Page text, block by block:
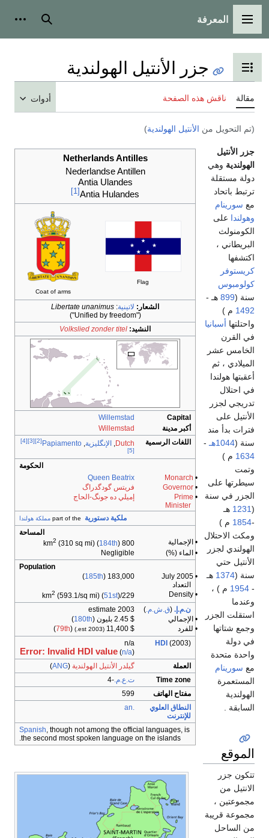
القائمة الرئيسية
المعرفة بحث
تبديل عرض جدول المحتويات
جزر الأنتيل الهولندية
مقالة ناقش هذه الصفحة أدوات
(تم التحويل من الأنتيل الهولندية)
Netherlands Antilles
Nederlandse Antillen
Antia Ulandes
Antia Hulandes
[1]
Flag
Coat of arms
الشعار: لاتينية:
Libertate unanimus
("Unified by freedom")
النشيد: Volkslied zonder titel
Capital
Willemstad
أكبر مدينة
Willemstad
اللغات الرسمية
Dutch
, الإنگليزية,
Papiamento
[2]
[3]
[4]
[5]
الحكومة
•
Monarch
Queen Beatrix
•
Governor
فريتس گودگدراگ
•
Prime
Minister
إميلي ده جونگ-الحاج
ملكية دستورية مملكة هولندا
المساحة
• الإجمالية
800 km
2 (310 sq mi) (184th)
• الماء (%)
Negligible
Population
• July 2005
التعداد
183,000 (
185th
)
• Density
229/km
2 (593.1/sq mi) (51st)
ن.م.إ. (ق.ش.م.)
2003 estimate
• الإجمالي
$ 2.45 بليون ( 180th
)
• للفرد
$ 11,400
(2003 est.)
(
79th
)
HDI (2003)
n/a
Error: Invalid HDI value(n/a)
العملة
گيلدر الأنتيل الهولندية (
ANG
)
Time zone
ت.ع.م.-4
مفتاح الهاتف
599
النطاق العلوي
للإنترنت
.an
Spanish, though not among the official languages, is
the second most spoken language on the islands.
جزر الأنتيل
الهولندية وهي
دولة مستقلة
ترتبط باتحاد
مع سورينام
وهولندا على
الكومنولث
البريطاني ،
اكتشفها
كريستوفر
كولومبوس
سنة (899 هـ -
1492 م )
واحتلتها أسبانيا
في القرن
الخامس عشر
الميلادي ، ثم
أعقبتها هولندا
في احتلال
تدريجي لجزر
الأنتيل على
فترات بدأ مند
سنة (1044هـ
-
1634 م )
وتمت
سيطرتها على
الجزر في سنة
(
1231 هـ
-
1854 م )
ومكث الاحتلال
الهولندي لجزر
الأنتيل حتي
سنة (1374 هـ
-
1954 م ) ،
وعندما
استقلت الجزر
وجمع شتاتها
في دولة
واحدة متحدة
مع سورينام
المستعمرة
الهولندية
السابقة .
الموقع
تتكون جزر
الانتيل من
مجموعتين ،
مجموعة قريبة
من الساحل